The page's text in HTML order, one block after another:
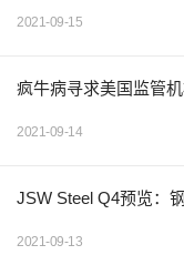
2021-09-15
疯牛病寻求美国监管
2021-09-14
JSW Steel Q4预览：
2021-09-13